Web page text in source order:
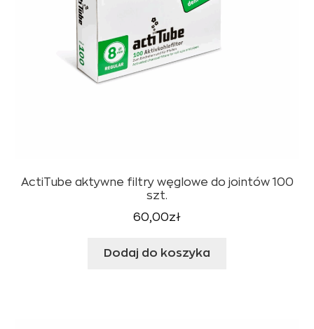
ActiTube aktywne filtry węglowe do jointów 100
szt.
60,00zł
Dodaj do koszyka